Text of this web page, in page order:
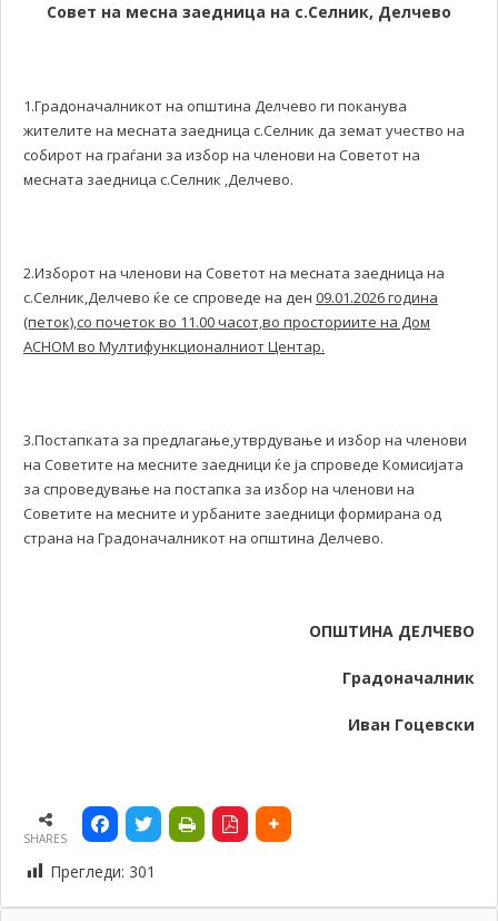
Совет на месна заедница на с.Селник, Делчево
1.Градоначалникот на општина Делчево ги поканува
жителите на месната заедница с.Селник да земат учество на
собирот на граѓани за избор на членови на Советот на
месната заедница с.Селник ,Делчево.
2.Изборот на членови на Советот на месната заедница на
с.Селник,Делчево ќе се спроведе на ден 09.01.2026 година
(петок),со почеток во 11.00 часот,во просториите на Дом
АСНОМ во Мултифункционалниот Центар.
3.Постапката за предлагање,утврдување и избор на членови
на Советите на месните заедници ќе ја спроведе Комисијата
за спроведување на постапка за избор на членови на
Советите на месните и урбаните заедници формирана од
страна на Градоначалникот на општина Делчево.
ОПШТИНА ДЕЛЧЕВО
Градоначалник
Иван Гоцевски
SHARES
Прегледи: 301